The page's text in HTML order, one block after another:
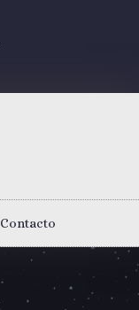
Contacto